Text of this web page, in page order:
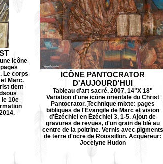
icône
Le corps
Marc.
tient
le 10e
ICÔNE PANTOCRATOR
D'AUJOURD'HUI
Tableau d'art sacré, 2007, 14"X 18"
Variation d'une icône orientale du Christ
Pantocrator. Technique mixte: pages
bibliques de l'Évangile de Marc et vision
d'Ézéchiel en Ézéchiel 3, 1-5. Ajout de
gravures de revues, d'un grain de blé au
centre de la poitrine. Vernis avec pigments
de terre d'ocre de Roussillon. Acquéreur:
Jocelyne Hudon